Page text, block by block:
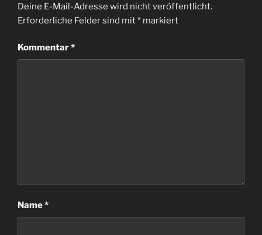
Deine E-Mail-Adresse wird nicht veröffentlicht.
Erforderliche Felder sind mit* markiert
Kommentar*
Name*